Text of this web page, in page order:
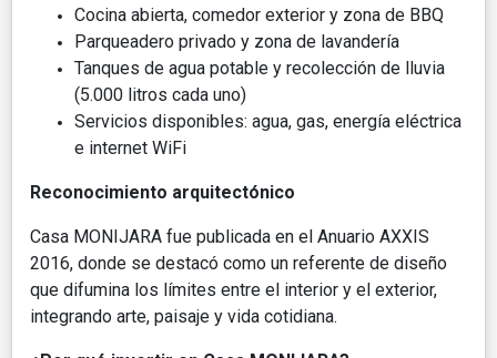
Cocina abierta, comedor exterior y zona de BBQ
Parqueadero privado y zona de lavandería
Tanques de agua potable y recolección de lluvia
(5.000 litros cada uno)
Servicios disponibles: agua, gas, energía eléctrica
e internet WiFi
Reconocimiento arquitectónico
Casa MONIJARA fue publicada en el Anuario AXXIS
2016, donde se destacó como un referente de diseño
que difumina los límites entre el interior y el exterior,
integrando arte, paisaje y vida cotidiana.